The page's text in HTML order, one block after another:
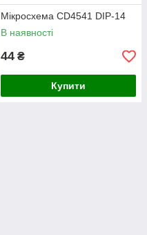
Мікросхема СD4541 DIP-14
В наявності
44 ₴
Купити